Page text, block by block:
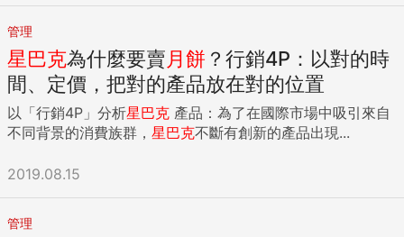
管理
星巴克為什麼要賣月餅 ？行銷4P：以對的時
間、定價，把對的產品放在對的位置
以「行銷4P」分析星巴克
不同背景的消費族群， 星巴克不斷有創新的產品出現...
2019.08.15
管理